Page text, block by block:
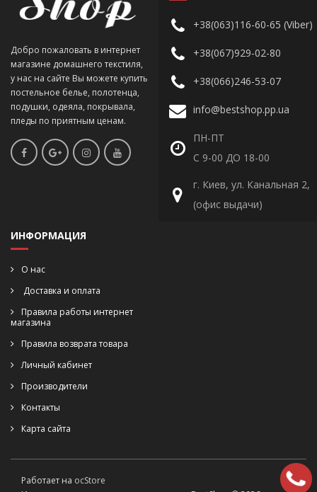
Добро пожаловать в интернет
магазине домашнего текстиля,
у нас на сайте Вы можете купить
постельное белье, полотенца,
подушки, одеяла, покрывала,
пледы по приятным ценам.
+38(063)116-60-65 (Viber)
+38(067)929-02-80
+38(066)246-53-07
info@bestshop.pp.ua
ПН-ПТ
С 9-00 ДО 18-00
г. Киев, ул. Канальная 2,
(офис выдачи)
ИНФОРМАЦИЯ
О нас
Доставка и оплата
Правила работы интернет
магазина
Правила возврата товара
Личный кабинет
Производители
Контакты
Карта сайта
Работает на ocStore